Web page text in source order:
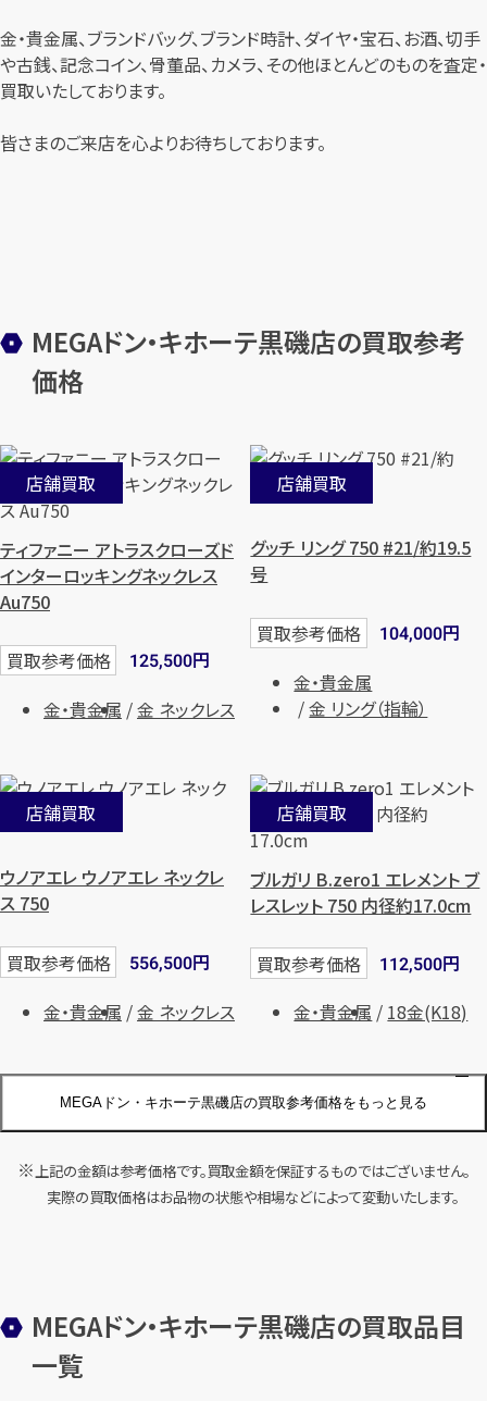
金・貴金属、ブランドバッグ、ブランド時計、ダイヤ・宝石、お酒、切手
や古銭、記念コイン、骨董品、カメラ、その他ほとんどのものを査定・
買取いたしております。
皆さまのご来店を心よりお待ちしております。
MEGAドン・キホーテ黒磯店の買取参考
価格
MEGAドン・キホーテ黒磯店の買取参考価格をもっと見る
店舗買取
ティファニー アトラスクローズド
インターロッキングネックレス
Au750
買取参考価格 125,500円
金・貴金属
金 ネックレス
店舗買取
グッチ リング 750 #21/約19.5
号
買取参考価格 104,000円
金・貴金属
金 リング（指輪）
店舗買取
ウノアエレ ウノアエレ ネックレ
ス 750
買取参考価格 556,500円
金・貴金属
金 ネックレス
店舗買取
ブルガリ B.zero1 エレメント ブ
レスレット 750 内径約17.0cm
買取参考価格 112,500円
金・貴金属
18金(K18)
店舗買取
カルティエ ラニエールリング
金・貴金属
金 リング（指輪）
店舗買取
ルイ・ヴィトン ピュス モノグラ
買取参考価格 124,000円
上記の金額は参考価格です。買取金額を保証するものではございません。
実際の買取価格はお品物の状態や相場などによって変動いたします。
MEGAドン・キホーテ黒磯店の買取品目
一覧